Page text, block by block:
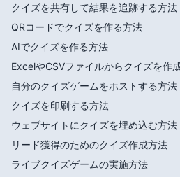
クイズを共有して結果を追跡する方法
QRコードでクイズを作る方法
AIでクイズを作る方法
ExcelやCSVファイルからクイズを作
自分のクイズゲームをホストする方法
クイズを印刷する方法
ウェブサイトにクイズを埋め込む方法
リード獲得のためのクイズ作成方法
ライブクイズゲームの実施方法